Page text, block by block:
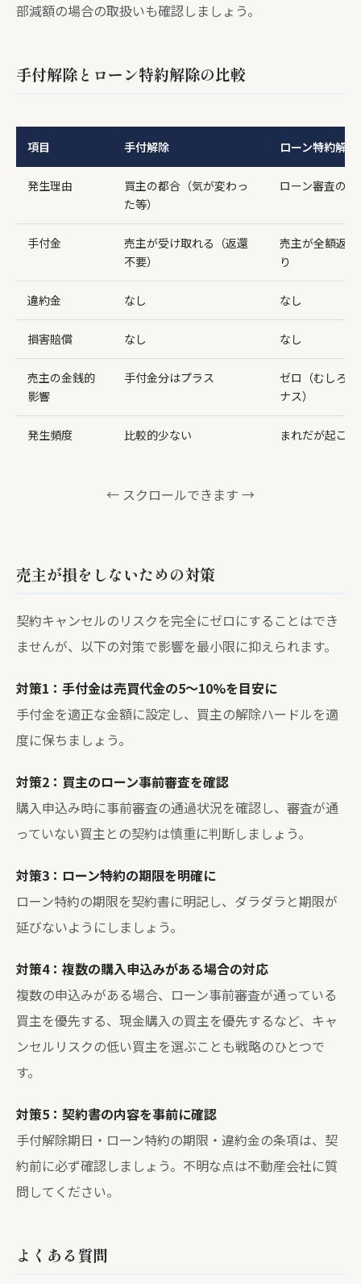
部減額の場合の取扱いも確認しましょう。
手付解除とローン特約解除の比較
項目 手付解除 ローン特約解除
発生理由
買主の都合（気が変わっ
た等）
ローン審査の否
手付金
売主が受け取れる（返還
不要）
売主が全額返
り
違約金 なし なし
損害賠償 なし なし
売主の金銭的
影響
手付金分はプラス
ゼロ（むしろ
ナス）
発生頻度 比較的少ない まれだが起こ
← スクロールできます →
売主が損をしないための対策
契約キャンセルのリスクを完全にゼロにすることはでき
ませんが、以下の対策で影響を最小限に抑えられます。
対策1：手付金は売買代金の5〜10%を目安に
手付金を適正な金額に設定し、買主の解除ハードルを適
度に保ちましょう。
対策2：買主のローン事前審査を確認
購入申込み時に事前審査の通過状況を確認し、審査が通
っていない買主との契約は慎重に判断しましょう。
対策3：ローン特約の期限を明確に
ローン特約の期限を契約書に明記し、ダラダラと期限が
延びないようにしましょう。
対策4：複数の購入申込みがある場合の対応
複数の申込みがある場合、ローン事前審査が通っている
買主を優先する、現金購入の買主を優先するなど、キャ
ンセルリスクの低い買主を選ぶことも戦略のひとつで
す。
対策5：契約書の内容を事前に確認
手付解除期日・ローン特約の期限・違約金の条項は、契
約前に必ず確認しましょう。不明な点は不動産会社に質
問してください。
よくある質問